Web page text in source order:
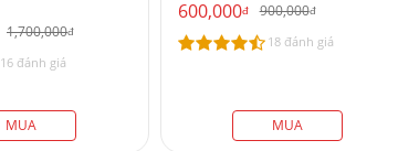
1,700,000đ
16 đánh giá
MUA
600,000đ 900,000đ
18 đánh giá
MUA